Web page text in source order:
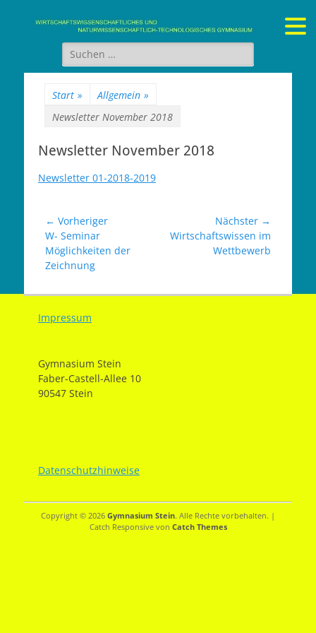
Gymnasium Stein
wirtschaftswissenschaftliches und naturwissenschaftlich-
technologisches Gymnasium
Suchen
nach:
Start » Allgemein »
Newsletter November 2018
Newsletter November 2018
Newsletter 01-2018-2019
Beitragsnavigation
← Vorheriger
Vorheriger
Beitrag:
W- Seminar
Möglichkeiten der
Zeichnung
Nächster →
Nächster
Wirtschaftswissen im
Wettbewerb
Impressum
Gymnasium Stein
Faber-Castell-Allee 10
90547 Stein
Datenschutzhinweise
Copyright © 2026 Gymnasium Stein. Alle Rechte vorbehalten. |
Catch Responsive von Catch Themes